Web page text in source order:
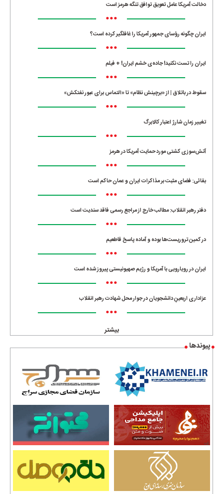
دخالت آمریکا عامل تعویق توافق تنگه هرمز است
•••
ایران چگونه رؤسای جمهور آمریکا را غافلگیر کرده است؟
•••
ایران را تست نکنید! جاده‌ی خشم ایران! + فیلم
•••
سقوط در باتلاق | از «برچینش نظام» تا «التماس برای عبور نفتکش»
•••
تغییر زمان شارژ اعتبار کالابرگ
•••
آتش‌سوزی کشتی مورد حمایت آمریکا در هرمز
•••
بقائی: فضای مثبت بر مذاکرات ایران و عمان حاکم است
•••
دفتر رهبر انقلاب: مطالب خارج از مراجع رسمی فاقد سندیت است
•••
در کمین تروریست‌ها بوده و آماده پاسخ قاطعیم
•••
ایران در رویارویی با آمریکا و رژیم صهیونیستی پیروز شده است
•••
عزاداری اربعینِ دانشجویان در جوار محل شهادت رهبر انقلاب
•••
بیشتر
پیوندها